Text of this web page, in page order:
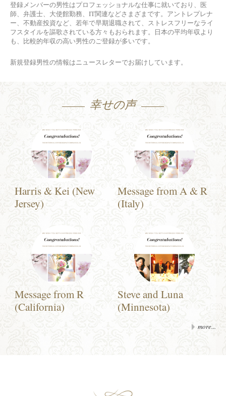
登録メンバーの男性はプロフェッショナルな仕事に就いており、医
師、弁護士、大使館勤務、IT関連などさまざまです。アントレプレナ
ー、不動産投資など、若年で早期退職されて、ストレスフリーなライ
フスタイルを謳歌されている方々もおられます。日本の平均年収より
も、比較的年収の高い男性のご登録が多いです。
新規登録男性の情報はニュースレターでお届けしています。
幸せの声
Harris & Kei (New
Jersey)
Message from A & R
(Italy)
Message from R
(California)
Steve and Luna
(Minnesota)
more...